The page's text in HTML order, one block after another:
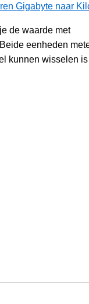
Gigabyte naar
de waarde met
eenheden
kunnen wisselen